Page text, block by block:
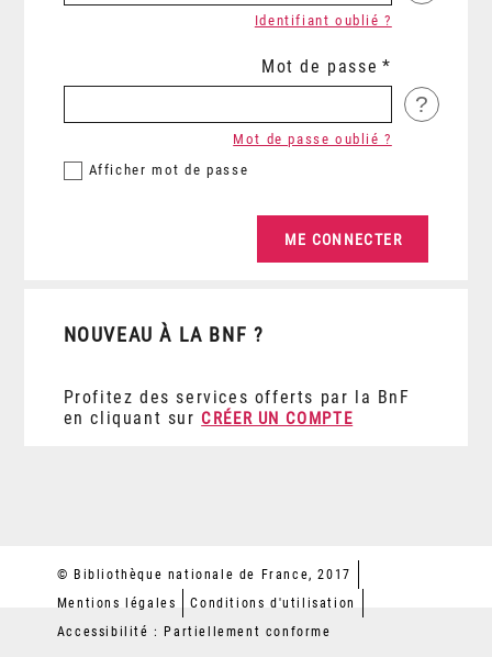
Identifiant oublié ?
Mot de passe
?
Afficher mot de passe
Mot de passe oublié ?
NOUVEAU À LA BNF ?
Profitez des services offerts par la BnF
en cliquant sur CRÉER UN COMPTE
© Bibliothèque nationale de France, 2017
Mentions légales
Conditions d'utilisation
Accessibilité : Partiellement conforme